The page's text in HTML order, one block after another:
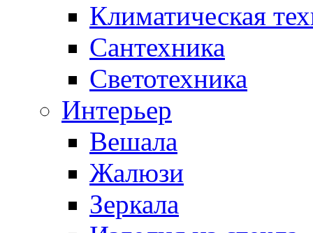
Климатическая
Сантехника
Светотехника
Интерьер
Вешала
Жалюзи
Зеркала